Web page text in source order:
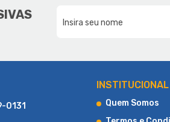
HOME
CONHEÇA UM POUCO MAIS SOBRE A
0131
INSTITUCIONAL
Quem Somos